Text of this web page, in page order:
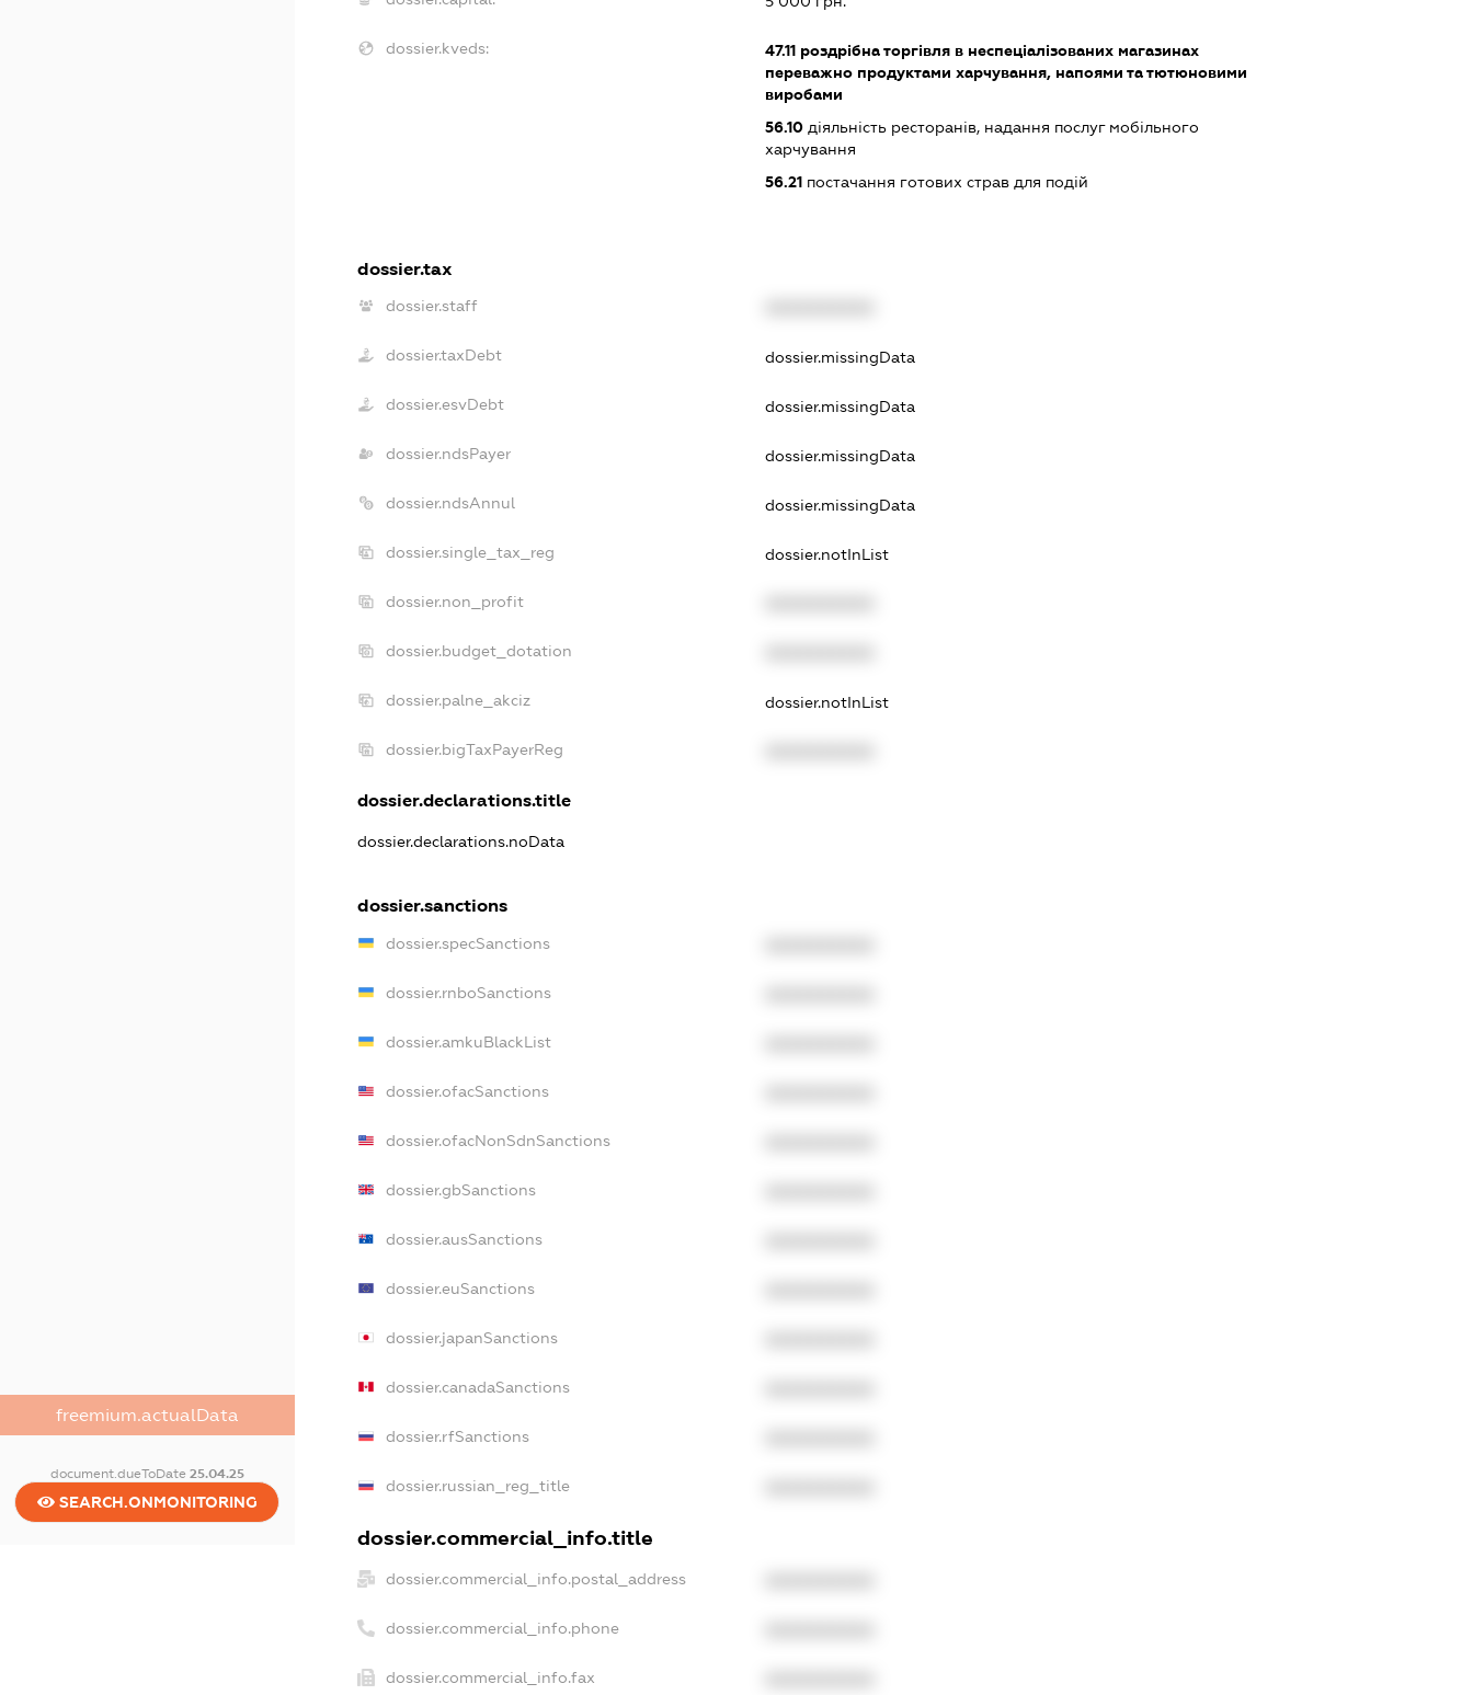
freemium.actualData
document.dueToDate 25.04.25
SEARCH.ONMONITORING
dossier.kveds: 47.11роздрібна торгівля в неспеціалізованих магазинах
переважно продуктами харчування, напоями та тютюновими
виробами
56.10діяльність ресторанів, надання послуг мобільного
харчування
56.21постачання готових страв для подій
dossier.tax
dossier.staff
dossier.taxDebt dossier.missingData
dossier.esvDebt dossier.missingData
dossier.ndsPayer dossier.missingData
dossier.ndsAnnul dossier.missingData
dossier.single_tax_reg dossier.notInList
dossier.non_profit
dossier.budget_dotation
dossier.palne_akciz dossier.notInList
dossier.bigTaxPayerReg
dossier.declarations.title
dossier.declarations.noData
dossier.sanctions
dossier.specSanctions
dossier.rnboSanctions
dossier.amkuBlackList
dossier.ofacSanctions
dossier.ofacNonSdnSanctions
dossier.gbSanctions
dossier.ausSanctions
dossier.euSanctions
dossier.japanSanctions
dossier.canadaSanctions
dossier.rfSanctions
dossier.russian_reg_title
dossier.commercial_info.title
dossier.commercial_info.postal_address
dossier.commercial_info.phone
dossier.commercial_info.fax